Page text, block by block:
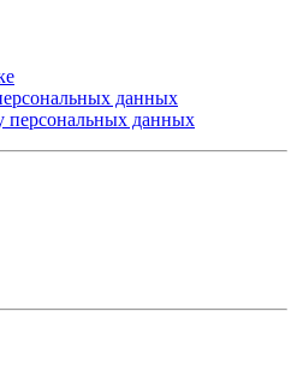
данных
персональных данных